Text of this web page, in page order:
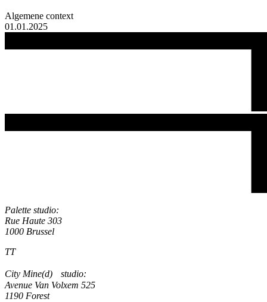
Algemene context
01.01.2025
Palette studio:
Rue Haute 303
1000 Brussel
TT
City Mine(d) studio:
Avenue Van Volxem 525
1190 Forest